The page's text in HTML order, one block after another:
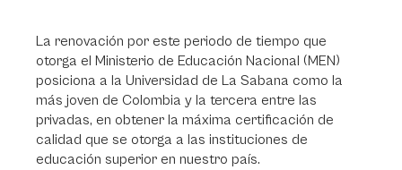
La renovación por este periodo de tiempo que
otorga el Ministerio de Educación Nacional (MEN)
posiciona a la Universidad de La Sabana como la
más joven de Colombia y la tercera entre las
privadas, en obtener la máxima certificación de
calidad que se otorga a las instituciones de
educación superior en nuestro país.